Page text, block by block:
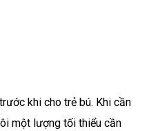
khi cho trẻ bú. Khi cần
một lượng tối thiểu cần